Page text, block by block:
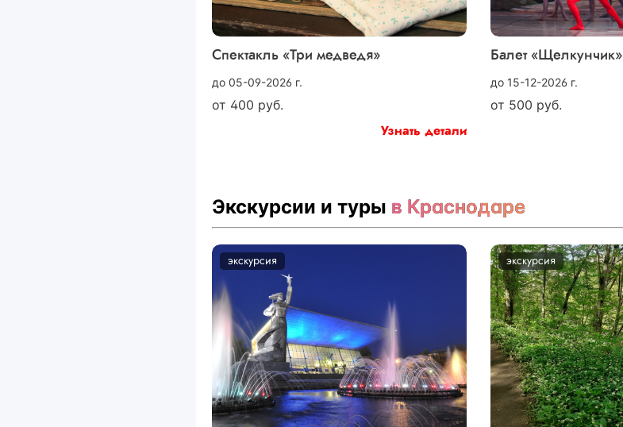
Спектакль «Три медведя»
до 05-09-2026 г.
от 400 руб.
Узнать детали
Балет «Щелкунчик»
до 15-12-2026 г.
от 500 руб.
Экскурсии и туры в Краснодаре
экскурсия экскурсия